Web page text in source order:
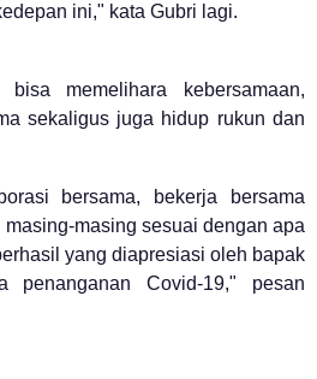
ini," kata Gubri lagi.
memelihara kebersamaan,
sekaligus juga hidup rukun dan
bersama, bekerja bersama
masing sesuai dengan apa
yang diapresiasi oleh bapak
penanganan Covid-19," pesan